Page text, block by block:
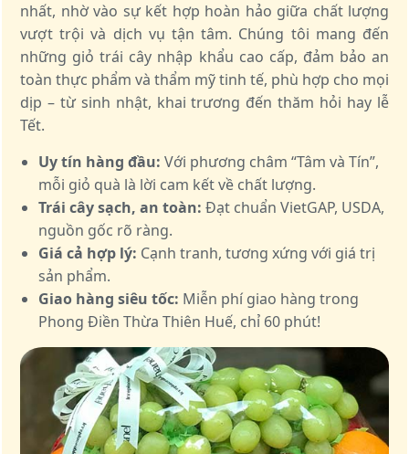
nhất, nhờ vào sự kết hợp hoàn hảo giữa chất lượng
vượt trội và dịch vụ tận tâm. Chúng tôi mang đến
những giỏ trái cây nhập khẩu cao cấp, đảm bảo an
toàn thực phẩm và thẩm mỹ tinh tế, phù hợp cho mọi
dịp – từ sinh nhật, khai trương đến thăm hỏi hay lễ
Tết.
Uy tín hàng đầu: Với phương châm “Tâm và Tín”,
mỗi giỏ quà là lời cam kết về chất lượng.
Trái cây sạch, an toàn: Đạt chuẩn VietGAP, USDA,
nguồn gốc rõ ràng.
Giá cả hợp lý: Cạnh tranh, tương xứng với giá trị
sản phẩm.
Giao hàng siêu tốc: Miễn phí giao hàng trong
Phong Điền Thừa Thiên Huế, chỉ 60 phút!